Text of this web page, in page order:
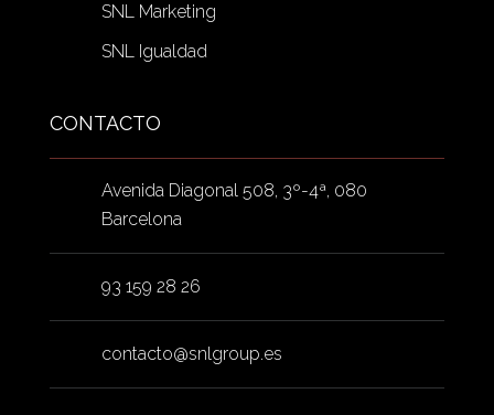
SNL Marketing
SNL Igualdad
CONTACTO
Avenida Diagonal 508, 3º-4ª, 080
Barcelona
93 159 28 26
contacto@snlgroup.es